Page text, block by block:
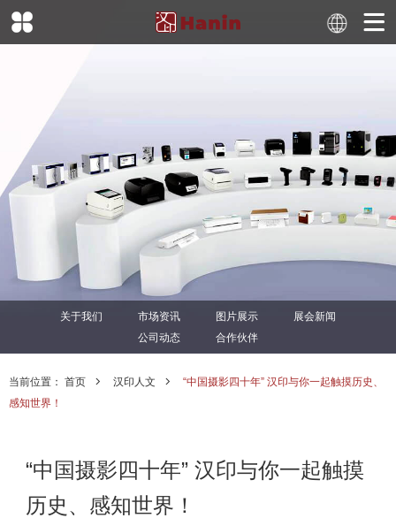
关于我们 市场资讯 图片展示
展会新闻
公司动态
合作伙伴
当前位置： 首页 汉印人文
“中国摄影四十年” 汉印与你一起触摸历史、
感知世界！
“中国摄影四十年” 汉印与你一起触摸
历史、感知世界！